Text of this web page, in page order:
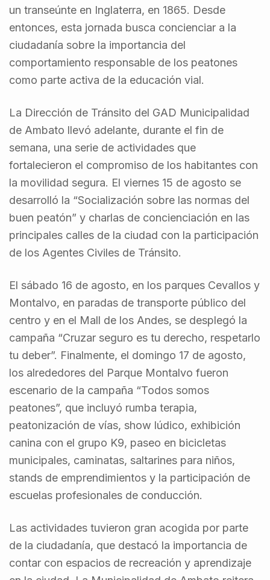
un transeúnte en Inglaterra, en 1865. Desde
entonces, esta jornada busca concienciar a la
ciudadanía sobre la importancia del
comportamiento responsable de los peatones
como parte activa de la educación vial.
La Dirección de Tránsito del GAD Municipalidad
de Ambato llevó adelante, durante el fin de
semana, una serie de actividades que
fortalecieron el compromiso de los habitantes con
la movilidad segura. El viernes 15 de agosto se
desarrolló la “Socialización sobre las normas del
buen peatón” y charlas de concienciación en las
principales calles de la ciudad con la participación
de los Agentes Civiles de Tránsito.
El sábado 16 de agosto, en los parques Cevallos y
Montalvo, en paradas de transporte público del
centro y en el Mall de los Andes, se desplegó la
campaña “Cruzar seguro es tu derecho, respetarlo
tu deber”. Finalmente, el domingo 17 de agosto,
los alrededores del Parque Montalvo fueron
escenario de la campaña “Todos somos
peatones”, que incluyó rumba terapia,
peatonización de vías, show lúdico, exhibición
canina con el grupo K9, paseo en bicicletas
municipales, caminatas, saltarines para niños,
stands de emprendimientos y la participación de
escuelas profesionales de conducción.
Las actividades tuvieron gran acogida por parte
de la ciudadanía, que destacó la importancia de
contar con espacios de recreación y aprendizaje